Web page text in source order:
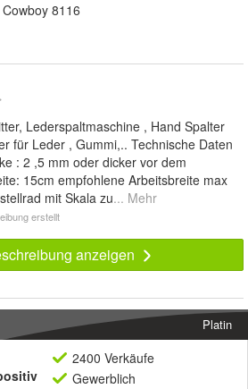
8116
*
Lederspaltmaschine , Hand Spalter
für Leder , Gummi,.. Technische Daten
: 2 ,5 mm oder dicker vor dem
15cm empfohlene Arbeitsbreite max
mit Skala zu... Mehr
erstellt
anzeigen
Platin
2400 Verkäufe
Gewerblich